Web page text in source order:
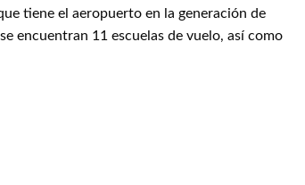
tiene el aeropuerto en la generación de
encuentran 11 escuelas de vuelo, así como